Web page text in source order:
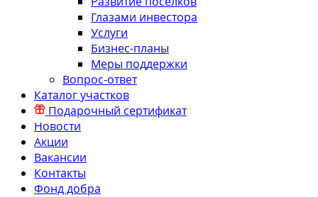
Глазами инвестора
Услуги
Бизнес-планы
Меры поддержки
Вопрос-ответ
Каталог участков
Подарочный сертификат
Новости
Акции
Вакансии
Контакты
Фонд добра